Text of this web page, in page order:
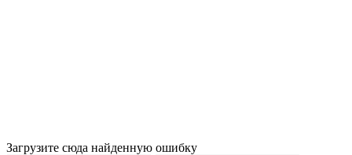
Загрузите сюда найденную ошибку